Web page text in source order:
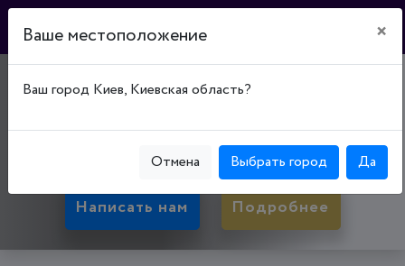
"ЛИГА ПЕНСИЯ"
н, ул. Парково-Сырецкая, д. 23
Написать нам Подробнее
Ваше местоположение ×
Ваш город Киев, Киевская область?
Отмена Выбрать город Да